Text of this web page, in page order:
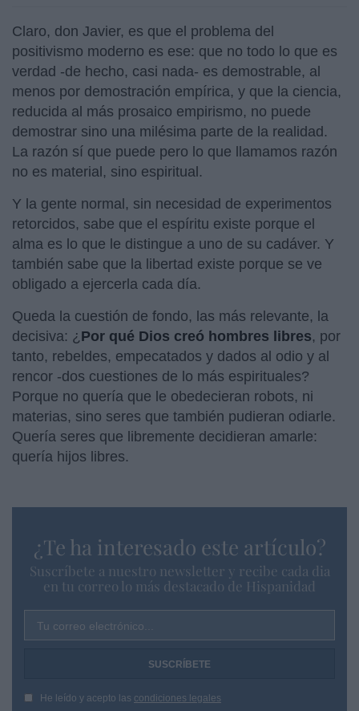
Claro, don Javier, es que el problema del
positivismo moderno es ese: que no todo lo que es
verdad -de hecho, casi nada- es demostrable, al
menos por demostración empírica, y que la ciencia,
reducida al más prosaico empirismo, no puede
demostrar sino una milésima parte de la realidad.
La razón sí que puede pero lo que llamamos razón
no es material, sino espiritual.
Y la gente normal, sin necesidad de experimentos
retorcidos, sabe que el espíritu existe porque el
alma es lo que le distingue a uno de su cadáver. Y
también sabe que la libertad existe porque se ve
obligado a ejercerla cada día.
Queda la cuestión de fondo, las más relevante, la
decisiva: ¿ Por qué Dios creó hombres libres, por
tanto, rebeldes, empecatados y dados al odio y al
rencor -dos cuestiones de lo más espirituales?
Porque no quería que le obedecieran robots, ni
materias, sino seres que también pudieran odiarle.
Quería seres que libremente decidieran amarle:
quería hijos libres.
¿Te ha interesado este artículo?
Suscríbete a nuestro newsletter y recibe cada dia
en tu correo lo más destacado de Hispanidad
Tu correo electrónico...
He leído y acepto las condiciones legales